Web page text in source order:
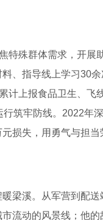
殊群体需求，开展
、指导线上学习30
计上报食品卫生、
筑牢防线。2022年
损失，用勇气与担当
溪。从军营到配送
流动的风景线；他